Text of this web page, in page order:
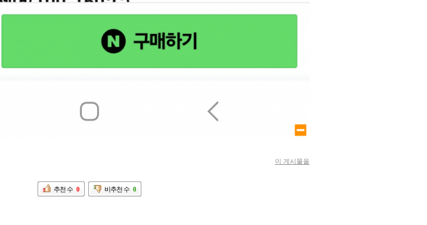
이 게시물을
추천 수 0 비추천 수 0